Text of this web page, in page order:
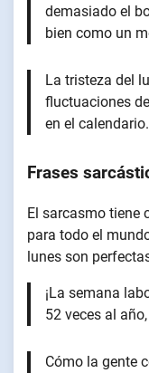
demasiado el
bien como un
La tristeza del
fluctuaciones
en el calendario.
Frases
El sarcasmo tiene
para todo el
lunes son
¡La semana
52 veces al
Cómo la gente